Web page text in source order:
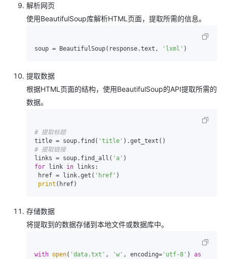
解析网页
使用BeautifulSoup库解析HTML页面，提取所需的信息。
soup = BeautifulSoup(response.text, 'lxml'
提取数据
根据HTML页面的结构，使用BeautifulSoup的API提取所需的
数据。
# 提取标题
title = soup.find( 'title'
# 提取链接
links = soup.find_all( 'a'
for link in links:
href = link.get( 'href' )
print
存储数据
将提取到的数据存储到本地文件或数据库中。
with open( 'data.txt' , 'w' , encoding= 'utf-8' ) as